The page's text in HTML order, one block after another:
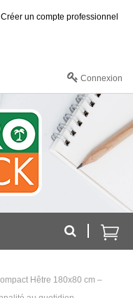
un compte professionnel
Connexion
Hêtre 180x80 cm –